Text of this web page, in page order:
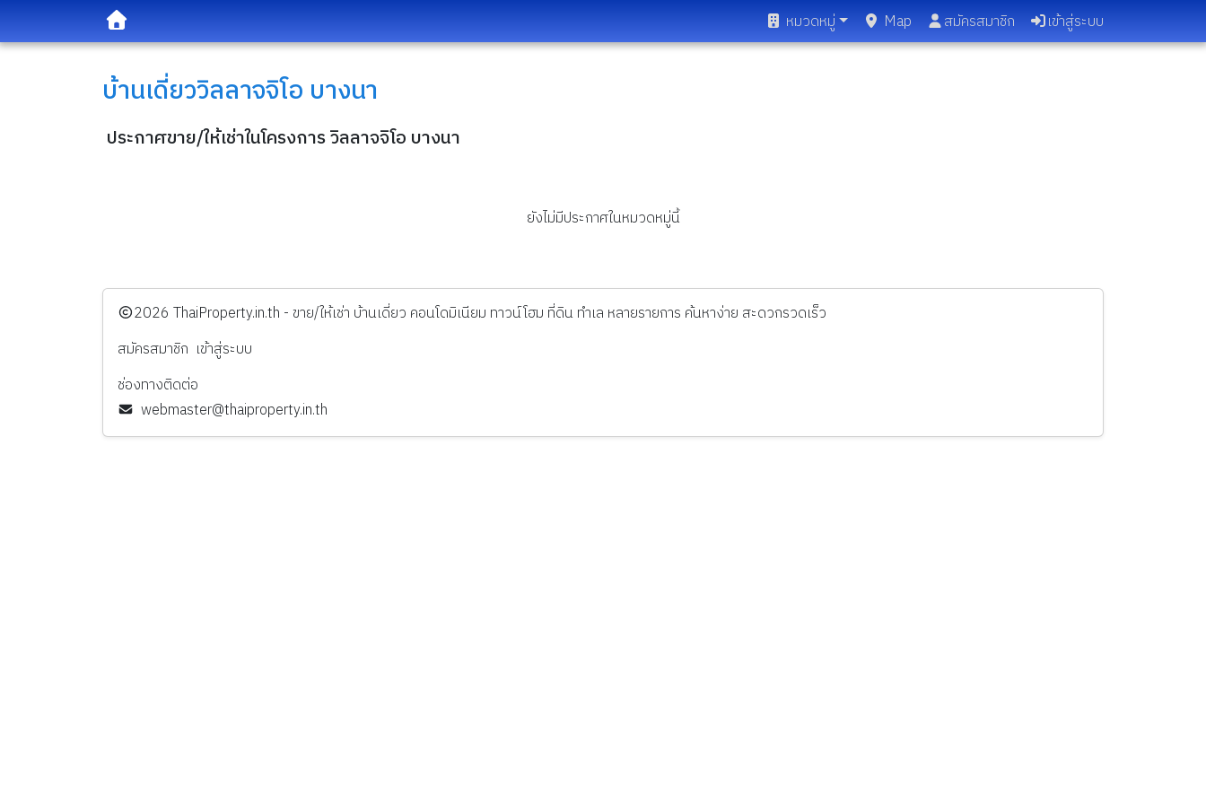
หมวดหมู่ Map สมัครสมาชิก เข้าสู่ระบบ
บ้านเดี่ยววิลลาจจิโอ บางนา
ประกาศขาย/ให้เช่าในโครงการ วิลลาจจิโอ บางนา
ยังไม่มีประกาศในหมวดหมู่นี้
️2026 ThaiProperty.in.th - ขาย/ให้เช่า บ้านเดี่ยว คอนโดมิเนียม ทาวน์โฮม ที่ดิน ทำเล หลายรายการ ค้นหาง่าย สะดวกรวดเร็ว
สมัครสมาชิก เข้าสู่ระบบ
ช่องทางติดต่อ
webmaster@thaiproperty.in.th